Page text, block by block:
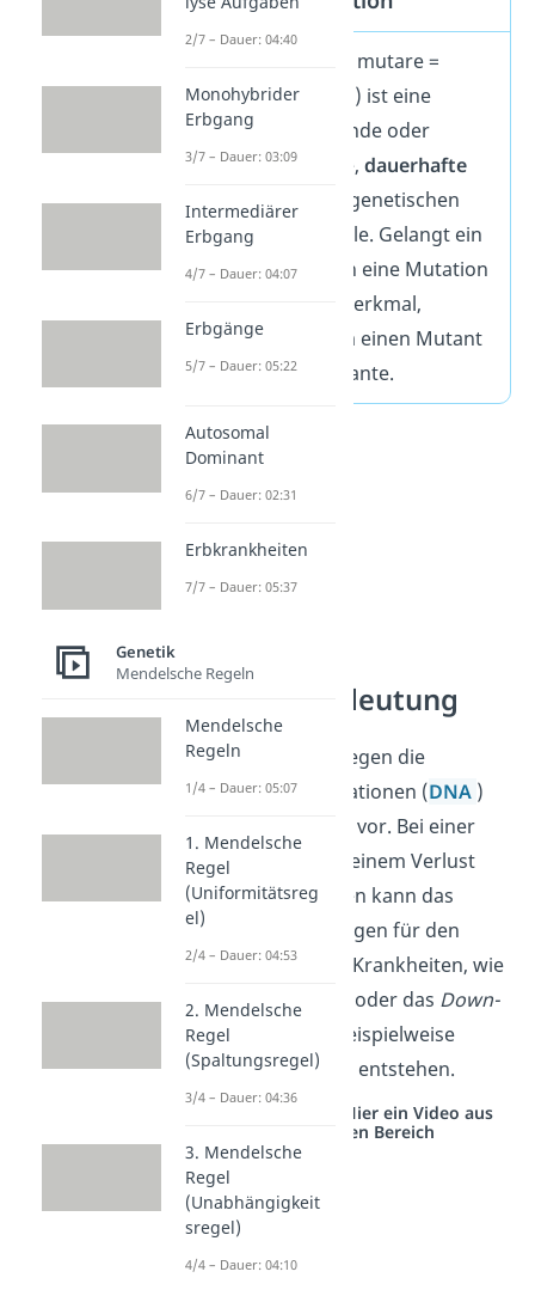
Eine Mutation (lat. mutare =
ändern/verändern) ist eine
spontan
entstehende oder
künstlich erzeugte,dauerhafte
Veränderung des genetischen
Materials einer Zelle. Gelangt ein
Organismus durch eine Mutation
zu einem neuen Merkmal,
handelt es sich um einen Mutant
oder um eine Mutante.
Mutation Bedeutung
Bei uns Menschen liegen die
genetischen Informationen (DNA )
verpackt im Zellkern vor. Bei einer
Beschädigung oder einem Verlust
der Erbinformationen kann das
schwerwiegende Folgen für den
Organismus haben. Krankheiten, wie
die Sichelzellanämie oder das Down-
Syndrom
, können beispielweise
durch eine Mutation entstehen.
Studyflix vernetzt: Hier ein Video aus
einem anderen Bereich
2/7 – Dauer: 04:40
Monohybrider
Erbgang
3/7 – Dauer: 03:09
Intermediärer
Erbgang
4/7 – Dauer: 04:07
Erbgänge
5/7 – Dauer: 05:22
Autosomal
Dominant
6/7 – Dauer: 02:31
Erbkrankheiten
7/7 – Dauer: 05:37
Genetik
Mendelsche Regeln
Mendelsche
Regeln
1/4 – Dauer: 05:07
1. Mendelsche
Regel
(Uniformitätsreg
el)
2/4 – Dauer: 04:53
2. Mendelsche
Regel
(Spaltungsregel)
3/4 – Dauer: 04:36
3. Mendelsche
Regel
(Unabhängigkeit
sregel)
4/4 – Dauer: 04:10